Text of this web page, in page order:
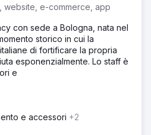
website, e-commerce, app
con sede a Bologna, nata nel
storico in cui la
di fortificare la propria
esponenzialmente. Lo staff è
e
e accessori +2